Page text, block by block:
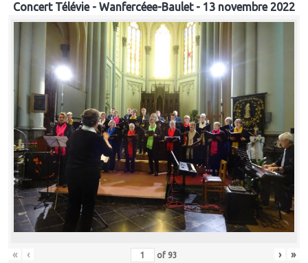
Concert Télévie - Wanfercéee-Baulet - 13 novembre 2022
« ‹ of 93 › »